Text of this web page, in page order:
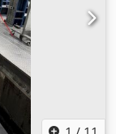
0,047-2
en linksom
- Hydr.
-
-
Benodigde